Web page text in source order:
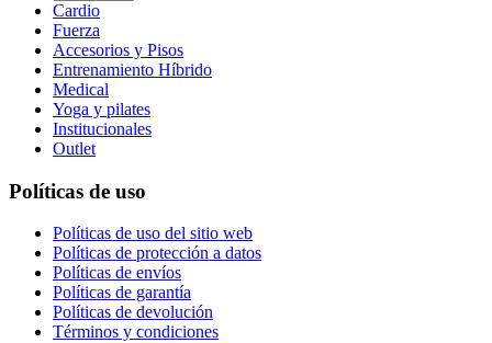
Cardio
Fuerza
Accesorios y Pisos
Entrenamiento Híbrido
Medical
Yoga y pilates
Institucionales
Outlet
Políticas de uso
Políticas de uso del sitio web
Políticas de protección a datos
Políticas de envíos
Políticas de garantía
Políticas de devolución
Términos y condiciones